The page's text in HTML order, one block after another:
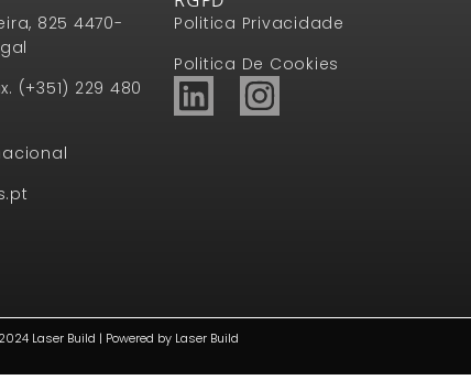
825 4470-
(+351) 229 480
Politica Privacidade
Politica De Cookies
Laser Build | Powered by Laser Build